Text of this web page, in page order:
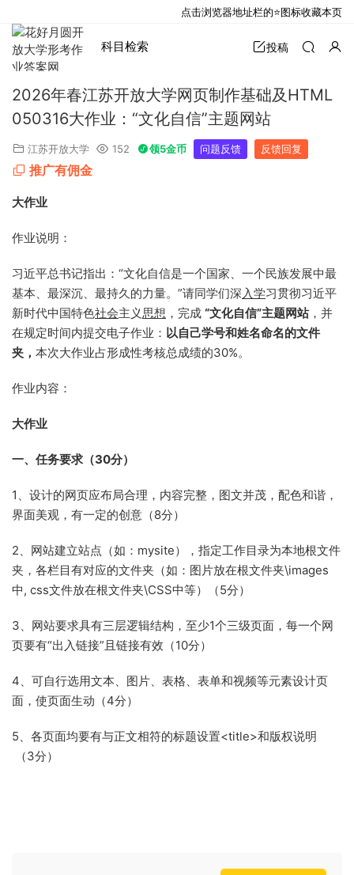
科目检索 投稿
2026年春江苏开放大学网页制作基础及HTML
050316大作业：“文化自信”主题网站
江苏开放大学 152 领5金币 问题反馈 反馈回复
推广有佣金
大作业
作业说明：
习近平总书记指出：“文化自信是一个国家、一个民族发展中最
基本、最深沉、最持久的力量。”请同学们深入学习贯彻习近平
新时代中国特色社会主义思想 ，完成 “文化自信”主题网站，并
在规定时间内提交电子作业： 以自己学号和姓名命名的文件
夹， 本次大作业占形成性考核总成绩的30%。
作业内容：
大作业
一、任务要求（30分）
1、设计的网页应布局合理，内容完整，图文并茂，配色和谐，
界面美观，有一定的创意（8分）
2、网站建立站点（如：mysite），指定工作目录为本地根文件
夹，各栏目有对应的文件夹（如：图片放在根文件夹\images
中, css文件放在根文件夹\CSS中等）（5分）
3、网站要求具有三层逻辑结构，至少1个三级页面，每一个网
页要有“出入链接”且链接有效（10分）
4、可自行选用文本、图片、表格、表单和视频等元素设计页
面，使页面生动（4分）
5、各页面均要有与正文相符的标题设置<title>和版权说明
（3分）
点击浏览器地址栏的⭐图标收藏本页